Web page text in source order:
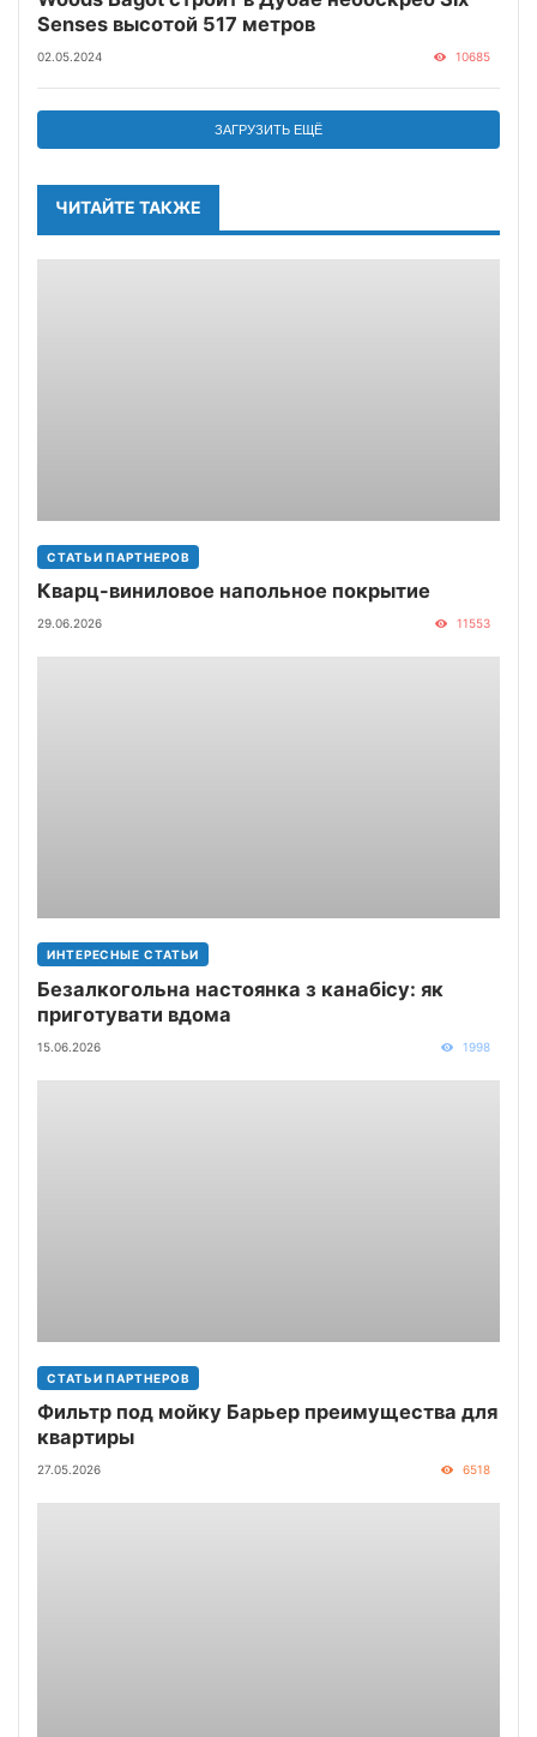
Senses высотой 517 метров
02.05.2024 10685
ЗАГРУЗИТЬ ЕЩЁ
ЧИТАЙТЕ ТАКЖЕ
СТАТЬИ ПАРТНЕРОВ
Кварц-виниловое напольное покрытие
29.06.2026 11553
ИНТЕРЕСНЫЕ СТАТЬИ
Безалкогольна настоянка з канабісу: як
приготувати вдома
15.06.2026 1998
СТАТЬИ ПАРТНЕРОВ
Фильтр под мойку Барьер преимущества для
квартиры
27.05.2026 6518